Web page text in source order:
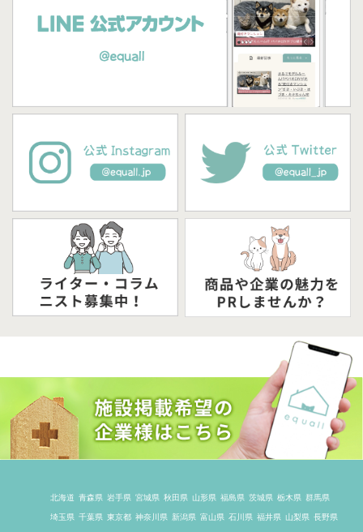
北海道 青森県 岩手県 宮城県 秋田県 山形県 福島県 茨城県 栃木県 群馬県
埼玉県 千葉県 東京都 神奈川県 新潟県 富山県 石川県 福井県 山梨県 長野県